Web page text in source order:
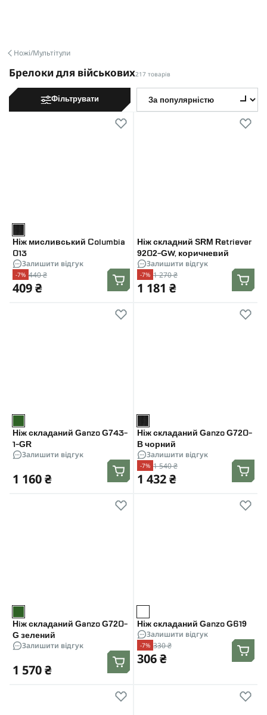
Ножі/Мультітули
Брелоки для військових217 товарів
Фільтрувати
Ніж мисливський Columbia
013
Залишити відгук
-7% 440 ₴
409 ₴
Ніж складний SRM Retriever
9202-GW, коричневий
Залишити відгук
-7% 1 270 ₴
1 181 ₴
Ніж складаний Ganzo G743-
1-GR
Залишити відгук
1 160 ₴
Ніж складаний Ganzo G720-
B чорний
Залишити відгук
-7% 1 540 ₴
1 432 ₴
Нiж складаний Ganzo G720-
G зелений
Залишити відгук
1 570 ₴
Ніж складаний Ganzo G619
Залишити відгук
-7% 330 ₴
306 ₴